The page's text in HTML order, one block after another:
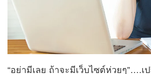
“อย่ามีเลย ถ้าจะมีเว็บไซต์ห่วยๆ”….